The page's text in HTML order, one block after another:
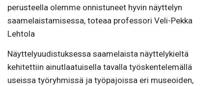
perusteella olemme onnistuneet hyvin näyttelyn
saamelaistamisessa, toteaa professori Veli-Pekka
Lehtola
Näyttelyuudistuksessa saamelaista näyttelykieltä
kehitettiin ainutlaatuisella tavalla työskentelemällä
useissa työryhmissä ja työpajoissa eri museoiden,